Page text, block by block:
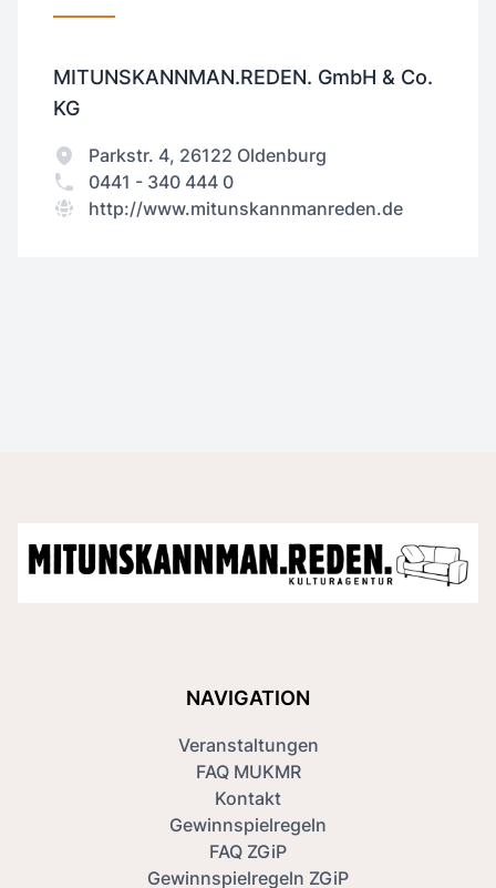
MITUNSKANNMAN.REDEN. GmbH & Co.
KG
Parkstr. 4, 26122 Oldenburg
0441 - 340 444 0
http://www.mitunskannmanreden.de
NAVIGATION
Veranstaltungen
FAQ MUKMR
Kontakt
Gewinnspielregeln
FAQ ZGiP
Gewinnspielregeln ZGiP